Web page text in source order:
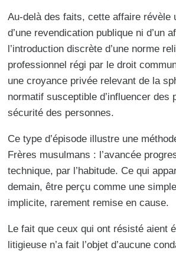
Au-delà des faits, cette affaire révèle
d’une revendication publique ni d’un
l’introduction discrète d’une norme
professionnel régi par le droit
une croyance privée relevant de la
normatif susceptible d’influencer
sécurité des personnes.
Ce type d’épisode illustre une
Frères musulmans : l’avancée
technique, par l’habitude. Ce qui
demain, être perçu comme une
implicite, rarement remise en cause.
Le fait que ceux qui ont résisté aient
litigieuse n’a fait l’objet d’aucune